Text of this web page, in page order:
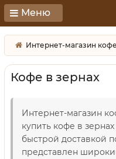
Меню
Интернет-магазин
Кофе в зернах
Интернет-магазин
купить кофе в
быстрой доставкой
представлен